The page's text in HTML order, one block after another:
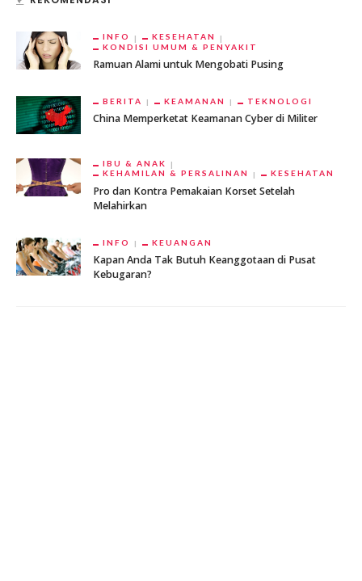
INFO
KESEHATAN
KONDISI UMUM & PENYAKIT
Ramuan Alami untuk Mengobati Pusing
BERITA KEAMANAN TEKNOLOGI
China Memperketat Keamanan Cyber di Militer
IBU & ANAK
KEHAMILAN & PERSALINAN
KESEHATAN
Pro dan Kontra Pemakaian Korset Setelah
Melahirkan
INFO KEUANGAN
Kapan Anda Tak Butuh Keanggotaan di Pusat
Kebugaran?